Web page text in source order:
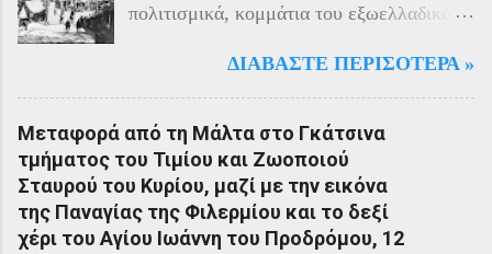
πολιτισμικά, κομμάτια του εξωελλαδικού
40% του πληθυσμού της περιοχής και μαζί
του Πόντου είχε και αυτός στη διάρκεια
του πολέμου την ίδια τύχη με τον
υπόλοιπο μικρασιατικό πληθυσμό. Με την
είσοδο της Τουρκίας στον πόλεμο
πραγματοποιήθηκαν εκκενώσεις οικισμών,
ΔΙΑΒΆΣΤΕ ΠΕΡΙΣΌΤΕΡΑ »
Μεταφορά από τη Μάλτα στο Γκάτσινα
τμήματος του Τιμίου και Ζωοποιού
Σταυρού του Κυρίου, μαζί με την εικόνα
της Παναγίας της Φιλερμίου και το δεξί
χέρι του Αγίου Ιωάννη του Προδρόμου, 12